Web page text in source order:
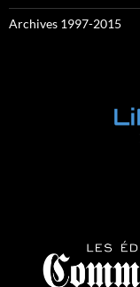
Archives 1997-2015